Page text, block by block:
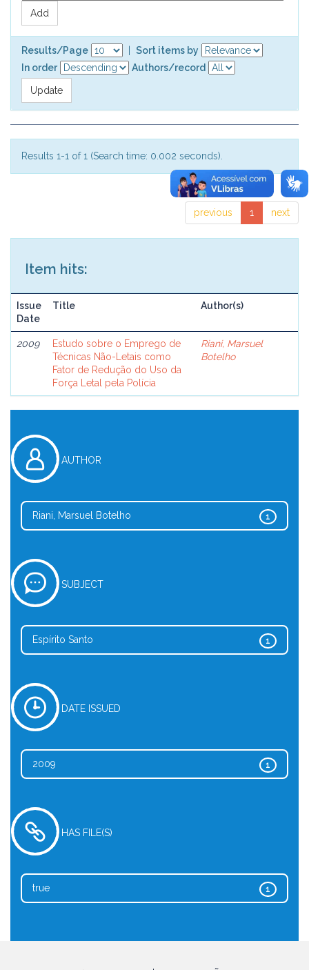
Results/Page
Sort items by
In order
Authors/record
Results 1-1 of 1 (Search time: 0.002 seconds).
previous 1 next
Item hits:
Issue
Date
Title Author(s)
2009
Estudo sobre o Emprego de
Técnicas Não-Letais como
Fator de Redução do Uso da
Força Letal pela Polícia
Riani, Marsuel
Botelho
AUTHOR
1
Riani, Marsuel Botelho
SUBJECT
1
Espírito Santo
DATE ISSUED
1
2009
HAS FILE(S)
1
true